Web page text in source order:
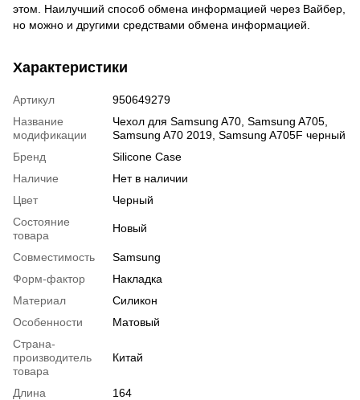
этом. Наилучший способ обмена информацией через Вайбер,
но можно и другими средствами обмена информацией.
Характеристики
Артикул
950649279
Название
модификации
Чехол для Samsung A70, Samsung A705,
Samsung A70 2019, Samsung A705F черный
Бренд
Silicone Case
Наличие
Нет в наличии
Цвет
Черный
Состояние
товара
Новый
Совместимость
Samsung
Форм-фактор
Накладка
Материал
Силикон
Особенности
Матовый
Страна-
производитель
товара
Китай
Длина
164